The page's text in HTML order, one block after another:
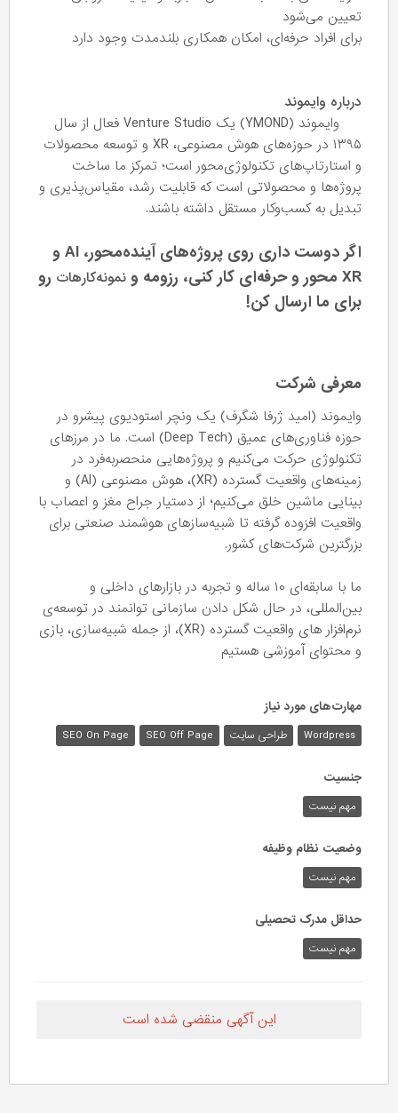
تعیین می‌شود
برای افراد حرفه‌ای، امکان همکاری بلندمدت وجود دارد
درباره وایموند
وایموند (YMOND) یک Venture Studio فعال از سال
۱۳۹۵ در حوزه‌های هوش مصنوعی، XR و توسعه محصولات
و استارتاپ‌های تکنولوژی‌محور است؛ تمرکز ما ساخت
پروژه‌ها و محصولاتی است که قابلیت رشد، مقیاس‌پذیری و
تبدیل به کسب‌وکار مستقل داشته باشند.
اگر دوست داری روی پروژه‌های آینده‌محور، AI و
XR محور و حرفه‌ای کار کنی، رزومه و
نمونه‌کارهات رو
برای ما ارسال کن!
معرفی شرکت
وایموند (امید ژرفا شگرف) یک ونچر استودیوی پیشرو در
حوزه فناوری‌های عمیق (Deep Tech) است. ما در مرزهای
تکنولوژی حرکت می‌کنیم و پروژه‌هایی منحصربه‌فرد در
زمینه‌های واقعیت گسترده (XR)، هوش مصنوعی (AI) و
بینایی ماشین خلق می‌کنیم؛ از دستیار جراح مغز و اعصاب با
واقعیت افزوده گرفته تا شبیه‌سازهای هوشمند صنعتی برای
بزرگترین شرکت‌های کشور.
ما با سابقه‌ای ۱۰ ساله و تجربه در بازارهای داخلی و
بین‌المللی، در حال شکل‌ دادن سازمانی توانمند در توسعه‌ی
نرم‌افزار های واقعیت گسترده (XR)، از جمله شبیه‌سازی، بازی
و محتوای آموزشی هستیم
مهارت‌های مورد نیاز
Wordpress طراحی سایت SEO Off Page
SEO On Page
جنسیت
مهم نیست
وضعیت نظام وظیفه
مهم‌ نیست
حداقل مدرک تحصیلی
مهم نیست
این آگهی منقضی شده است